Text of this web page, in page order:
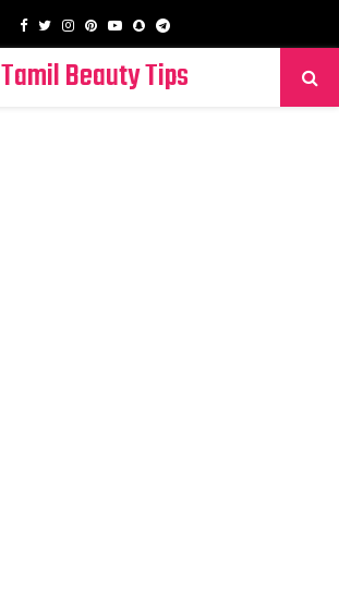
Facebook
TwitterInstagram
PinterestYoutube
SnapchatTelegram
Tamil Beauty Tips